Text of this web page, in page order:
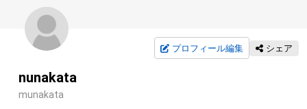
プロフィール編集 シェア
nunakata
munakata